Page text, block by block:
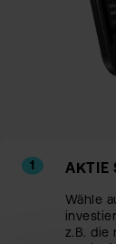
AKTIE
Wähle
z.B. die